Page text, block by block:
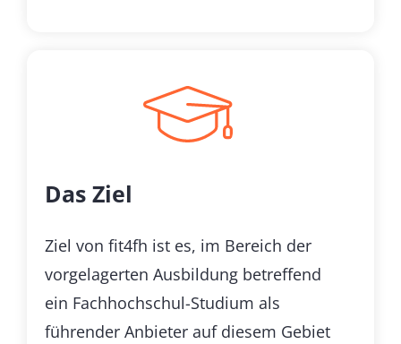
Das Ziel
Ziel von fit4fh ist es, im Bereich der
vorgelagerten Ausbildung betreffend
ein Fachhochschul-Studium als
führender Anbieter auf diesem Gebiet